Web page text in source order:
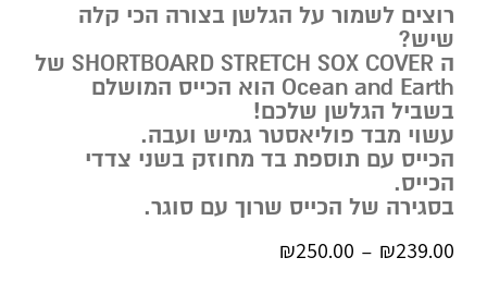
רוצים לשמור על הגלשן בצורה הכי קלה
שיש?
ה SHORTBOARD STRETCH SOX COVER של
Ocean and Earth הוא הכייס המושלם
בשביל הגלשן שלכם!
עשוי מבד פוליאסטר גמיש ועבה.
הכייס עם תוספת בד מחוזק בשני צדדי
הכייס.
בסגירה של הכייס שרוך עם סוגר.
₪239.00
–
₪250.00